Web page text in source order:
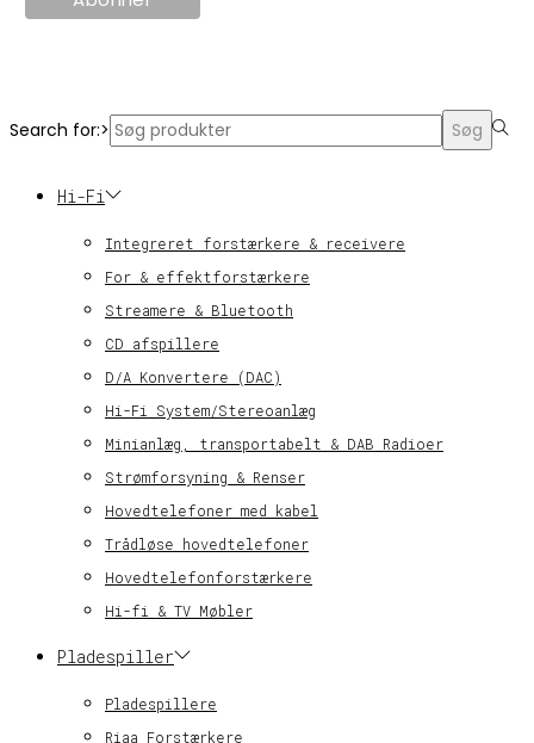
Search for:> Søg
Hi-Fi
Integreret forstærkere & receivere
For & effektforstærkere
Streamere & Bluetooth
CD afspillere
D/A Konvertere (DAC)
Hi-Fi System/Stereoanlæg
Minianlæg, transportabelt & DAB Radioer
Strømforsyning & Renser
Hovedtelefoner med kabel
Trådløse hovedtelefoner
Hovedtelefonforstærkere
Hi-fi & TV Møbler
Pladespiller
Pladespillere
Riaa Forstærkere